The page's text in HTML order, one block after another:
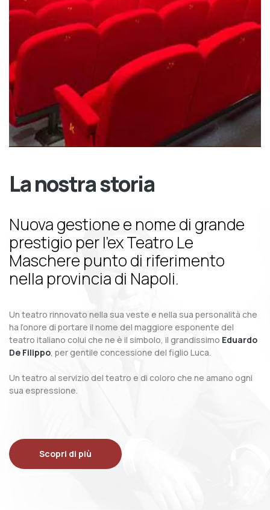
La nostra storia
Nuova gestione e nome di grande
prestigio per l’ex Teatro Le
Maschere punto di riferimento
nella provincia di Napoli.
Un teatro rinnovato nella sua veste e nella sua personalità che
ha l’onore di portare il nome del maggiore esponente del
teatro italiano colui che ne è il simbolo, il grandissimo Eduardo
De Filippo, per gentile concessione del figlio Luca.
Un teatro al servizio del teatro e di coloro che ne amano ogni
sua espressione.
Scopri di più